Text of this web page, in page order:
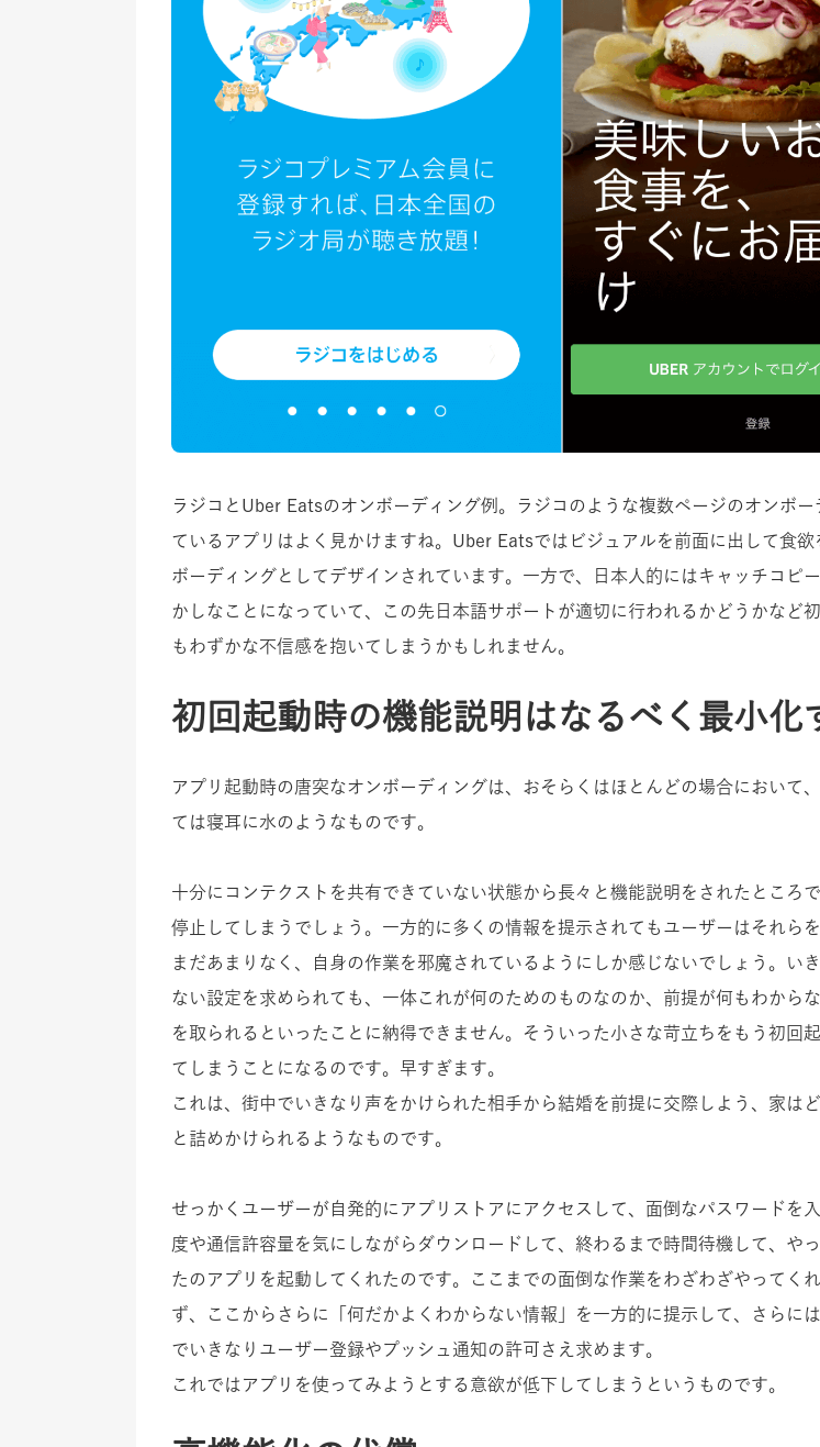
ラジコとUber Eatsのオンボーディング例。ラジコのような複数ページのオンボー
ているアプリはよく見かけますね。Uber Eatsではビジュアルを前面に出して食欲
ボーディングとしてデザインされています。一方で、日本人的にはキャッチコピ
かしなことになっていて、この先日本語サポートが適切に行われるかどうかなど
もわずかな不信感を抱いてしまうかもしれません。
初回起動時の機能説明はなるべく最小化
アプリ起動時の唐突なオンボーディングは、おそらくはほとんどの場合において
ては寝耳に水のようなものです。
十分にコンテクストを共有できていない状態から長々と機能説明をされたところ
停止してしまうでしょう。一方的に多くの情報を提示されてもユーザーはそれら
まだあまりなく、自身の作業を邪魔されているようにしか感じないでしょう。い
ない設定を求められても、一体これが何のためのものなのか、前提が何もわから
を取られるといったことに納得できません。そういった小さな苛立ちをもう初回
てしまうことになるのです。早すぎます。
これは、街中でいきなり声をかけられた相手から結婚を前提に交際しよう、家は
と詰めかけられるようなものです。
せっかくユーザーが自発的にアプリストアにアクセスして、面倒なパスワードを
度や通信許容量を気にしながらダウンロードして、終わるまで時間待機して、や
たのアプリを起動してくれたのです。ここまでの面倒な作業をわざわざやってく
ず、ここからさらに「何だかよくわからない情報」を一方的に提示して、さらに
でいきなりユーザー登録やプッシュ通知の許可さえ求めます。
これではアプリを使ってみようとする意欲が低下してしまうというものです。